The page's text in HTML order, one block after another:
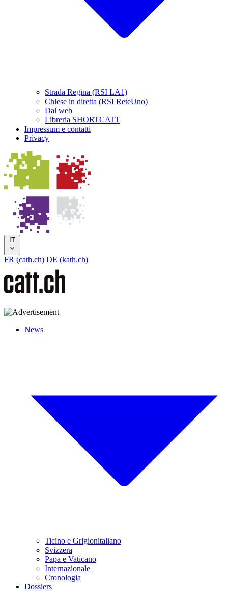
Strada Regina (RSI LA1)
Chiese in diretta (RSI ReteUno)
Dal web
Libreria SHORTCATT
Impressum e contatti
Privacy
IT
FR (cath.ch) DE (kath.ch)
News
Ticino e Grigionitaliano
Svizzera
Papa e Vaticano
Internazionale
Cronologia
Dossiers